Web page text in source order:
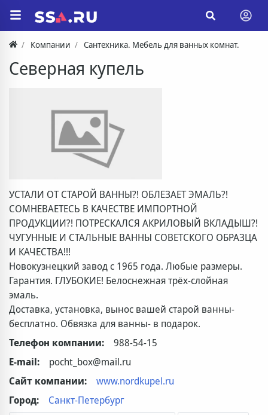
Компании Сантехника. Мебель для ванных комнат.
Северная купель
УСТАЛИ ОТ СТАРОЙ ВАННЫ?! ОБЛЕЗАЕТ ЭМАЛЬ?!
СОМНЕВАЕТЕСЬ В КАЧЕСТВЕ ИМПОРТНОЙ
ПРОДУКЦИИ?! ПОТРЕСКАЛСЯ АКРИЛОВЫЙ ВКЛАДЫШ?!
ЧУГУННЫЕ И СТАЛЬНЫЕ ВАННЫ СОВЕТСКОГО ОБРАЗЦА
И КАЧЕСТВА!!!
Новокузнецкий завод с 1965 года. Любые размеры.
Гарантия. ГЛУБОКИЕ! Белоснежная трёх-слойная
эмаль.
Доставка, установка, вынос вашей старой ванны-
бесплатно. Обвязка для ванны- в подарок.
Телефон компании:
988-54-15
E-mail:
pocht_box@mail.ru
Сайт компании:
www.nordkupel.ru
Город:
Санкт-Петербург